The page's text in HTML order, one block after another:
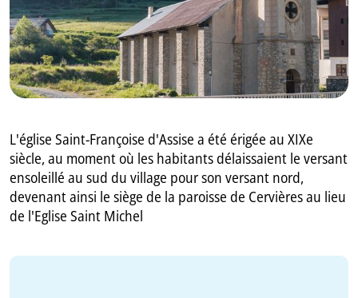
L'église Saint-Françoise d'Assise a été érigée au XIXe
siècle, au moment où les habitants délaissaient le versant
ensoleillé au sud du village pour son versant nord,
devenant ainsi le siège de la paroisse de Cervières au lieu
de l'Eglise Saint Michel